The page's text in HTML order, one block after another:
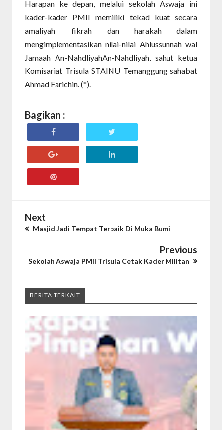
Harapan ke depan, melalui sekolah Aswaja ini
kader-kader PMII memiliki tekad kuat secara
amaliyah, fikrah dan harakah dalam
mengimplementasikan nilai-nilai Ahlussunnah wal
Jamaah An-NahdliyahAn-Nahdliyah, sahut ketua
Komisariat Trisula STAINU Temanggung sahabat
Ahmad Farichin. (*).
Bagikan :
Next
Masjid Jadi Tempat Terbaik Di Muka Bumi
Previous
Sekolah Aswaja PMII Trisula Cetak Kader Militan
BERITA TERKAIT